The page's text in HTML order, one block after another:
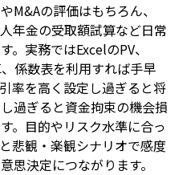
M&Aの評価はもちろん、
年金の受取額試算など日常
。実務ではExcelのPV、
係数表を利用すれば手早
率を高く設定し過ぎると将
過ぎると資金拘束の機会損
。目的やリスク水準に合っ
悲観・楽観シナリオで感度
思決定につながります。